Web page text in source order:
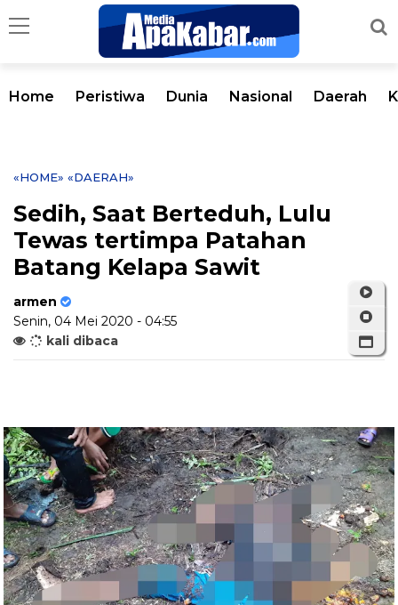
Home Peristiwa Dunia Nasional Daerah
«HOME» «DAERAH»
Sedih, Saat Berteduh, Lulu
Tewas tertimpa Patahan
Batang Kelapa Sawit
armen
Senin, 04 Mei 2020 - 04:55
kali dibaca